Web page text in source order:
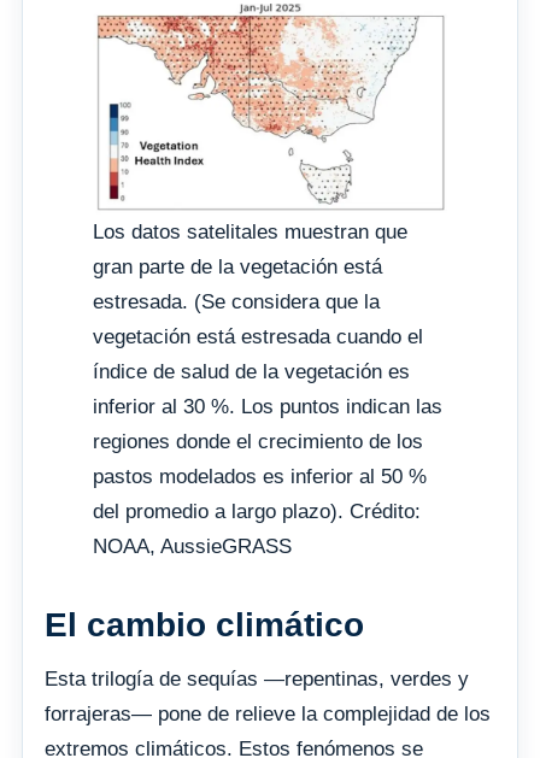
Los datos satelitales muestran que
gran parte de la vegetación está
estresada. (Se considera que la
vegetación está estresada cuando el
índice de salud de la vegetación es
inferior al 30 %. Los puntos indican las
regiones donde el crecimiento de los
pastos modelados es inferior al 50 %
del promedio a largo plazo). Crédito:
NOAA, AussieGRASS
El cambio climático
Esta trilogía de sequías —repentinas, verdes y
forrajeras— pone de relieve la complejidad de los
extremos climáticos. Estos fenómenos se